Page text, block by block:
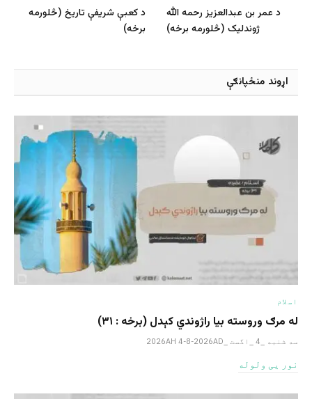
د عمر بن عبدالعزیز رحمه الله
ژوندلیک (څلورمه برخه)
د کعبې شریفې تاریخ (څلورمه
برخه)
اړوند منځپانګې
اسلام
له مرګ وروسته بیا راژوندي کېدل (برخه : ۳۱)
سه شنبه _4 _اگست _2026AH 4-8-2026AD
نور یی ولوله